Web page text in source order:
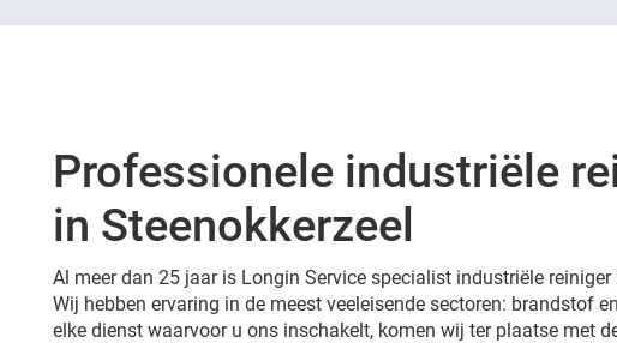
Professionele industriële
in Steenokkerzeel
Al meer dan 25 jaar is Longin Service specialist industriële reiniger
Wij hebben ervaring in de meest veeleisende sectoren: brandstof
elke dienst waarvoor u ons inschakelt, komen wij ter plaatse met